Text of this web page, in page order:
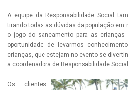
A equipe da Responsabilidade Social
tirando todas as dúvidas da população em
o jogo do saneamento para as crianças
oportunidade de levarmos
crianças, que estejam no evento se
a coordenadora de Responsabilidade
Os clientes